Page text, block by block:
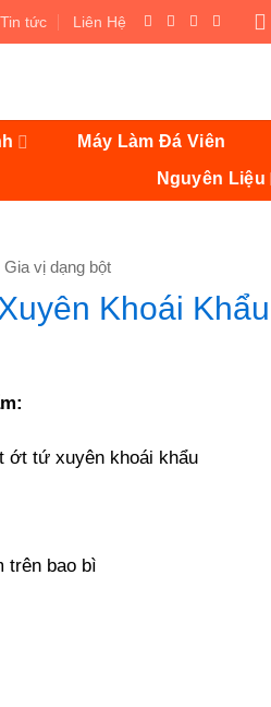
Tin tức Liên Hệ
Máy Làm Đá Viên
Nguyên Liệu
Gia vị dạng bột
Khoái Khẩu
ớt tứ xuyên khoái khẩu
trên bao bì